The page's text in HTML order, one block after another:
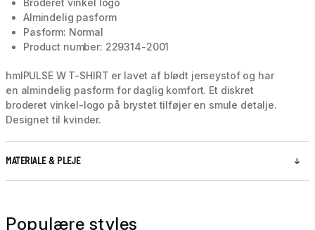
Broderet vinkel logo
Almindelig pasform
Pasform: Normal
Product number: 229314-2001
hmlPULSE W T-SHIRT er lavet af blødt jerseystof og har
en almindelig pasform for daglig komfort. Et diskret
broderet vinkel-logo på brystet tilføjer en smule detalje.
Designet til kvinder.
MATERIALE & PLEJE
Populære styles